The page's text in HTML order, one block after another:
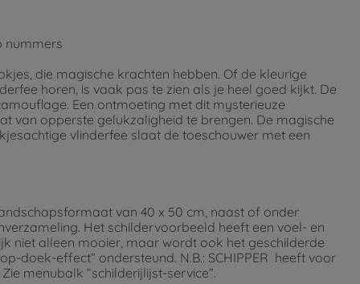
nummers
die magische krachten hebben. Of de kleurige
horen, is vaak pas te zien als je heel goed kijkt. De
Een ontmoeting met dit mysterieuze
van opperste gelukzaligheid te brengen. De magische
vlinderfee slaat de toeschouwer met een
van 40 x 50 cm, naast of onder
Het schildervoorbeeld heeft een voel- en
niet alleen mooier, maar wordt ook het geschilderde
doek-effect” ondersteund. N.B.: SCHIPPER heeft voor
menubalk “schilderijlijst-service”.